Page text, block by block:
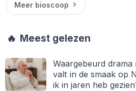
Meer bioscoop
🔥 Meest gelezen
Waargebeurd
valt in de smaak op
ik in jaren heb